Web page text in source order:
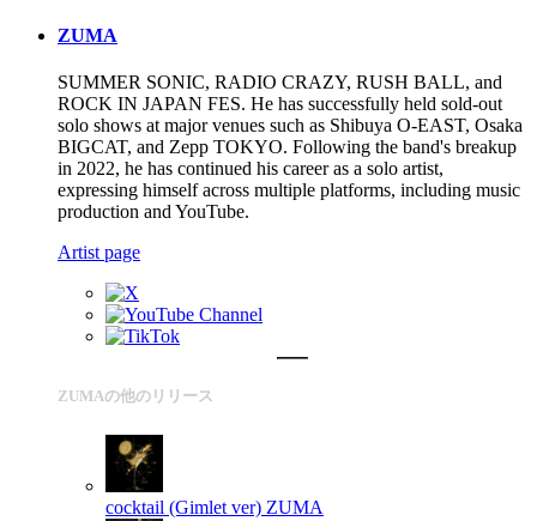
ZUMA
SUMMER SONIC, RADIO CRAZY, RUSH BALL, and
ROCK IN JAPAN FES. He has successfully held sold-out
solo shows at major venues such as Shibuya O-EAST, Osaka
BIGCAT, and Zepp TOKYO. Following the band's breakup
in 2022, he has continued his career as a solo artist,
expressing himself across multiple platforms, including music
production and YouTube.
Artist page
ZUMAの他のリリース
cocktail (Gimlet ver) ZUMA